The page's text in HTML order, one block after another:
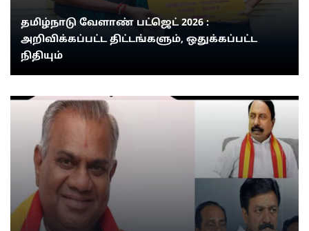
தமிழ்நாடு வேளாண் பட்ஜெட் 2026 :
அறிவிக்கப்பட்ட திட்டங்களும், ஒதுக்கப்பட்ட
நிதியும்